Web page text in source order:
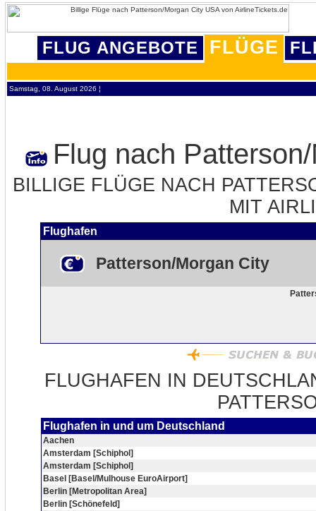
FLUG ANGEBOTE FLÜGE
Samstag, 08. August 2026 ¦
Flug nach
BILLIGE FLÜGE NACH
MIT
Flughafen
Patterson/Morgan City
FLUGHAFEN IN
Flughafen in und um Deutschland
Aachen
Amsterdam [Schiphol]
Amsterdam [Schiphol]
Basel [Basel/Mulhouse EuroAirport]
Berlin [Metropolitan Area]
Berlin [Schönefeld]